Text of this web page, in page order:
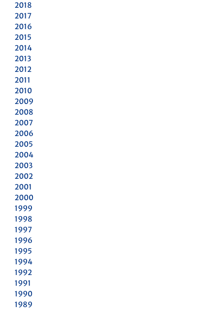
2018
2017
2016
2015
2014
2013
2012
2011
2010
2009
2008
2007
2006
2005
2004
2003
2002
2001
2000
1999
1998
1997
1996
1995
1994
1992
1991
1990
1989